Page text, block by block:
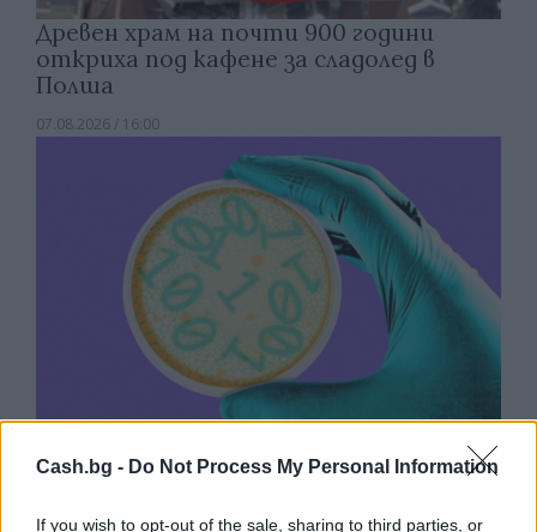
Cash.bg - Do Not Process My Personal Information
If you wish to opt-out of the sale, sharing to third parties, or
Древен храм на почти 900 години
откриха под кафене за сладолед в
Полша
07.08.2026 / 16:00
създаде нови жизнеспособни вируси